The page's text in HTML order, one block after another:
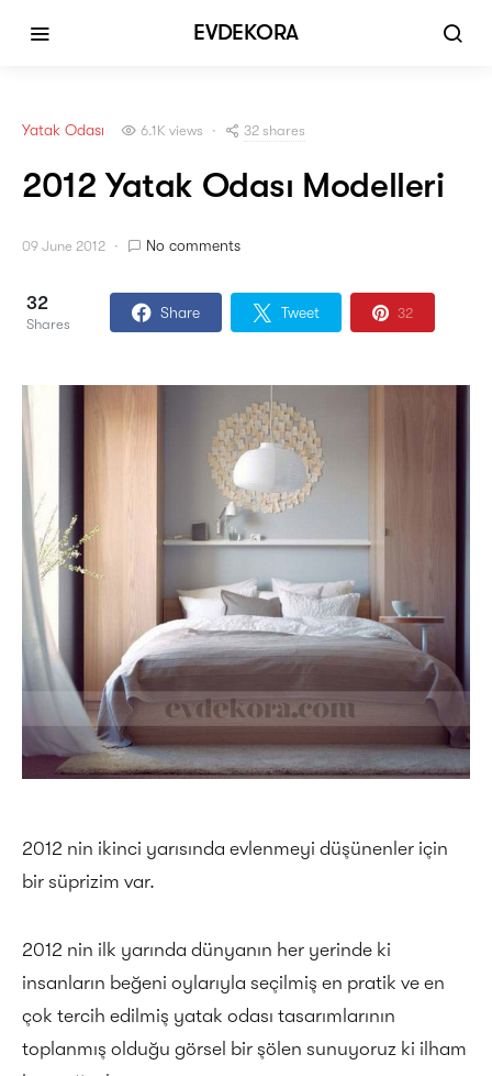
EVDEKORA
Yatak Odası 6.1K views 32 shares
2012 Yatak Odası Modelleri
09 June 2012 No comments
32
Shares
Share Tweet 32
2012 nin ikinci yarısında evlenmeyi düşünenler için
bir süprizim var.
2012 nin ilk yarında dünyanın her yerinde ki
insanların beğeni oylarıyla seçilmiş en pratik ve en
çok tercih edilmiş yatak odası tasarımlarının
toplanmış olduğu görsel bir şölen sunuyoruz ki ilham